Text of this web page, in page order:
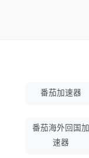
番茄加速器
番茄海外回国加
速器